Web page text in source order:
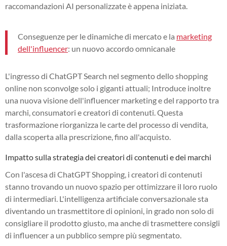
raccomandazioni AI personalizzate è appena iniziata.
Conseguenze per le dinamiche di mercato e la marketing
dell'influencer: un nuovo accordo omnicanale
L'ingresso di ChatGPT Search nel segmento dello shopping
online non sconvolge solo i giganti attuali; Introduce inoltre
una nuova visione dell'influencer marketing e del rapporto tra
marchi, consumatori e creatori di contenuti. Questa
trasformazione riorganizza le carte del processo di vendita,
dalla scoperta alla prescrizione, fino all'acquisto.
Impatto sulla strategia dei creatori di contenuti e dei marchi
Con l'ascesa di ChatGPT Shopping, i creatori di contenuti
stanno trovando un nuovo spazio per ottimizzare il loro ruolo
di intermediari. L'intelligenza artificiale conversazionale sta
diventando un trasmettitore di opinioni, in grado non solo di
consigliare il prodotto giusto, ma anche di trasmettere consigli
di influencer a un pubblico sempre più segmentato.